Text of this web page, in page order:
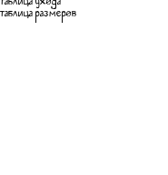
таблица ухода
таблица размеров